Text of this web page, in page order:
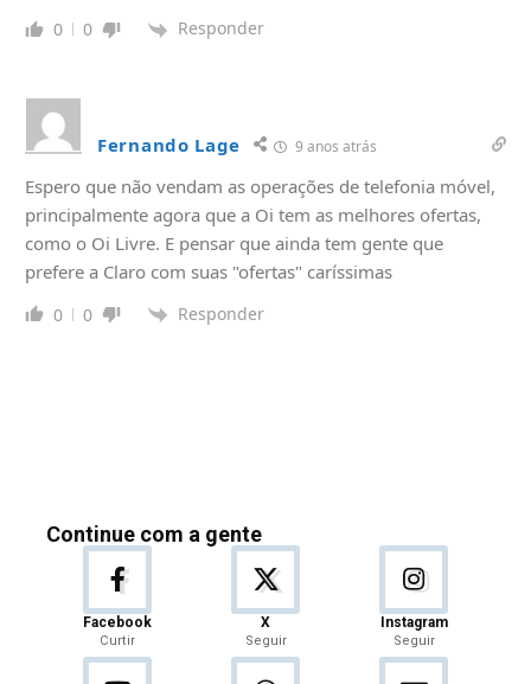
0 0 Responder
Fernando Lage 9 anos atrás
Espero que não vendam as operações de telefonia móvel,
principalmente agora que a Oi tem as melhores ofertas,
como o Oi Livre. E pensar que ainda tem gente que
prefere a Claro com suas "ofertas" caríssimas
0 0 Responder
Continue com a gente
Facebook
Curtir
X
Seguir
Instagram
Seguir